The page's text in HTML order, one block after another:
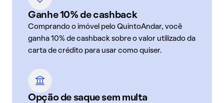
Ganhe 10% de cashback
Comprando o imóvel pelo QuintoAndar, você
ganha 10% de cashback sobre o valor utilizado da
carta de crédito para usar como quiser.
Opção de saque sem multa